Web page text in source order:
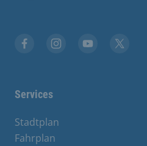
Services
Stadtplan
Fahrplan